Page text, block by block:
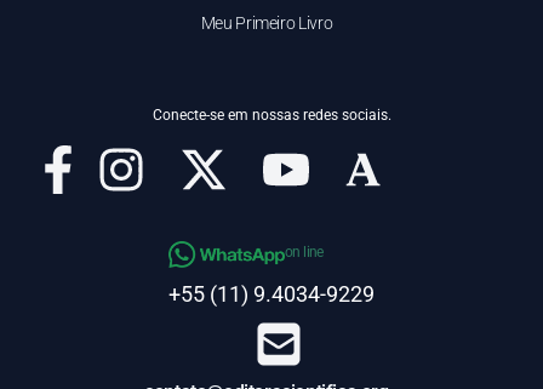
Meu Primeiro Livro
Conecte-se em nossas redes sociais.
on line
+55 (11) 9.4034-9229